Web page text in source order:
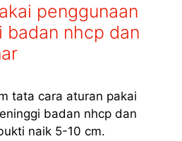
penggunaan
badan nhcp dan
tata cara aturan pakai
badan nhcp dan
naik 5-10 cm.